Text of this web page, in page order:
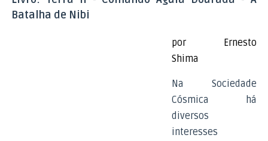
Batalha de Nibi
por Ernesto
Shima
Na Sociedade
Cósmica há
diversos
interesses